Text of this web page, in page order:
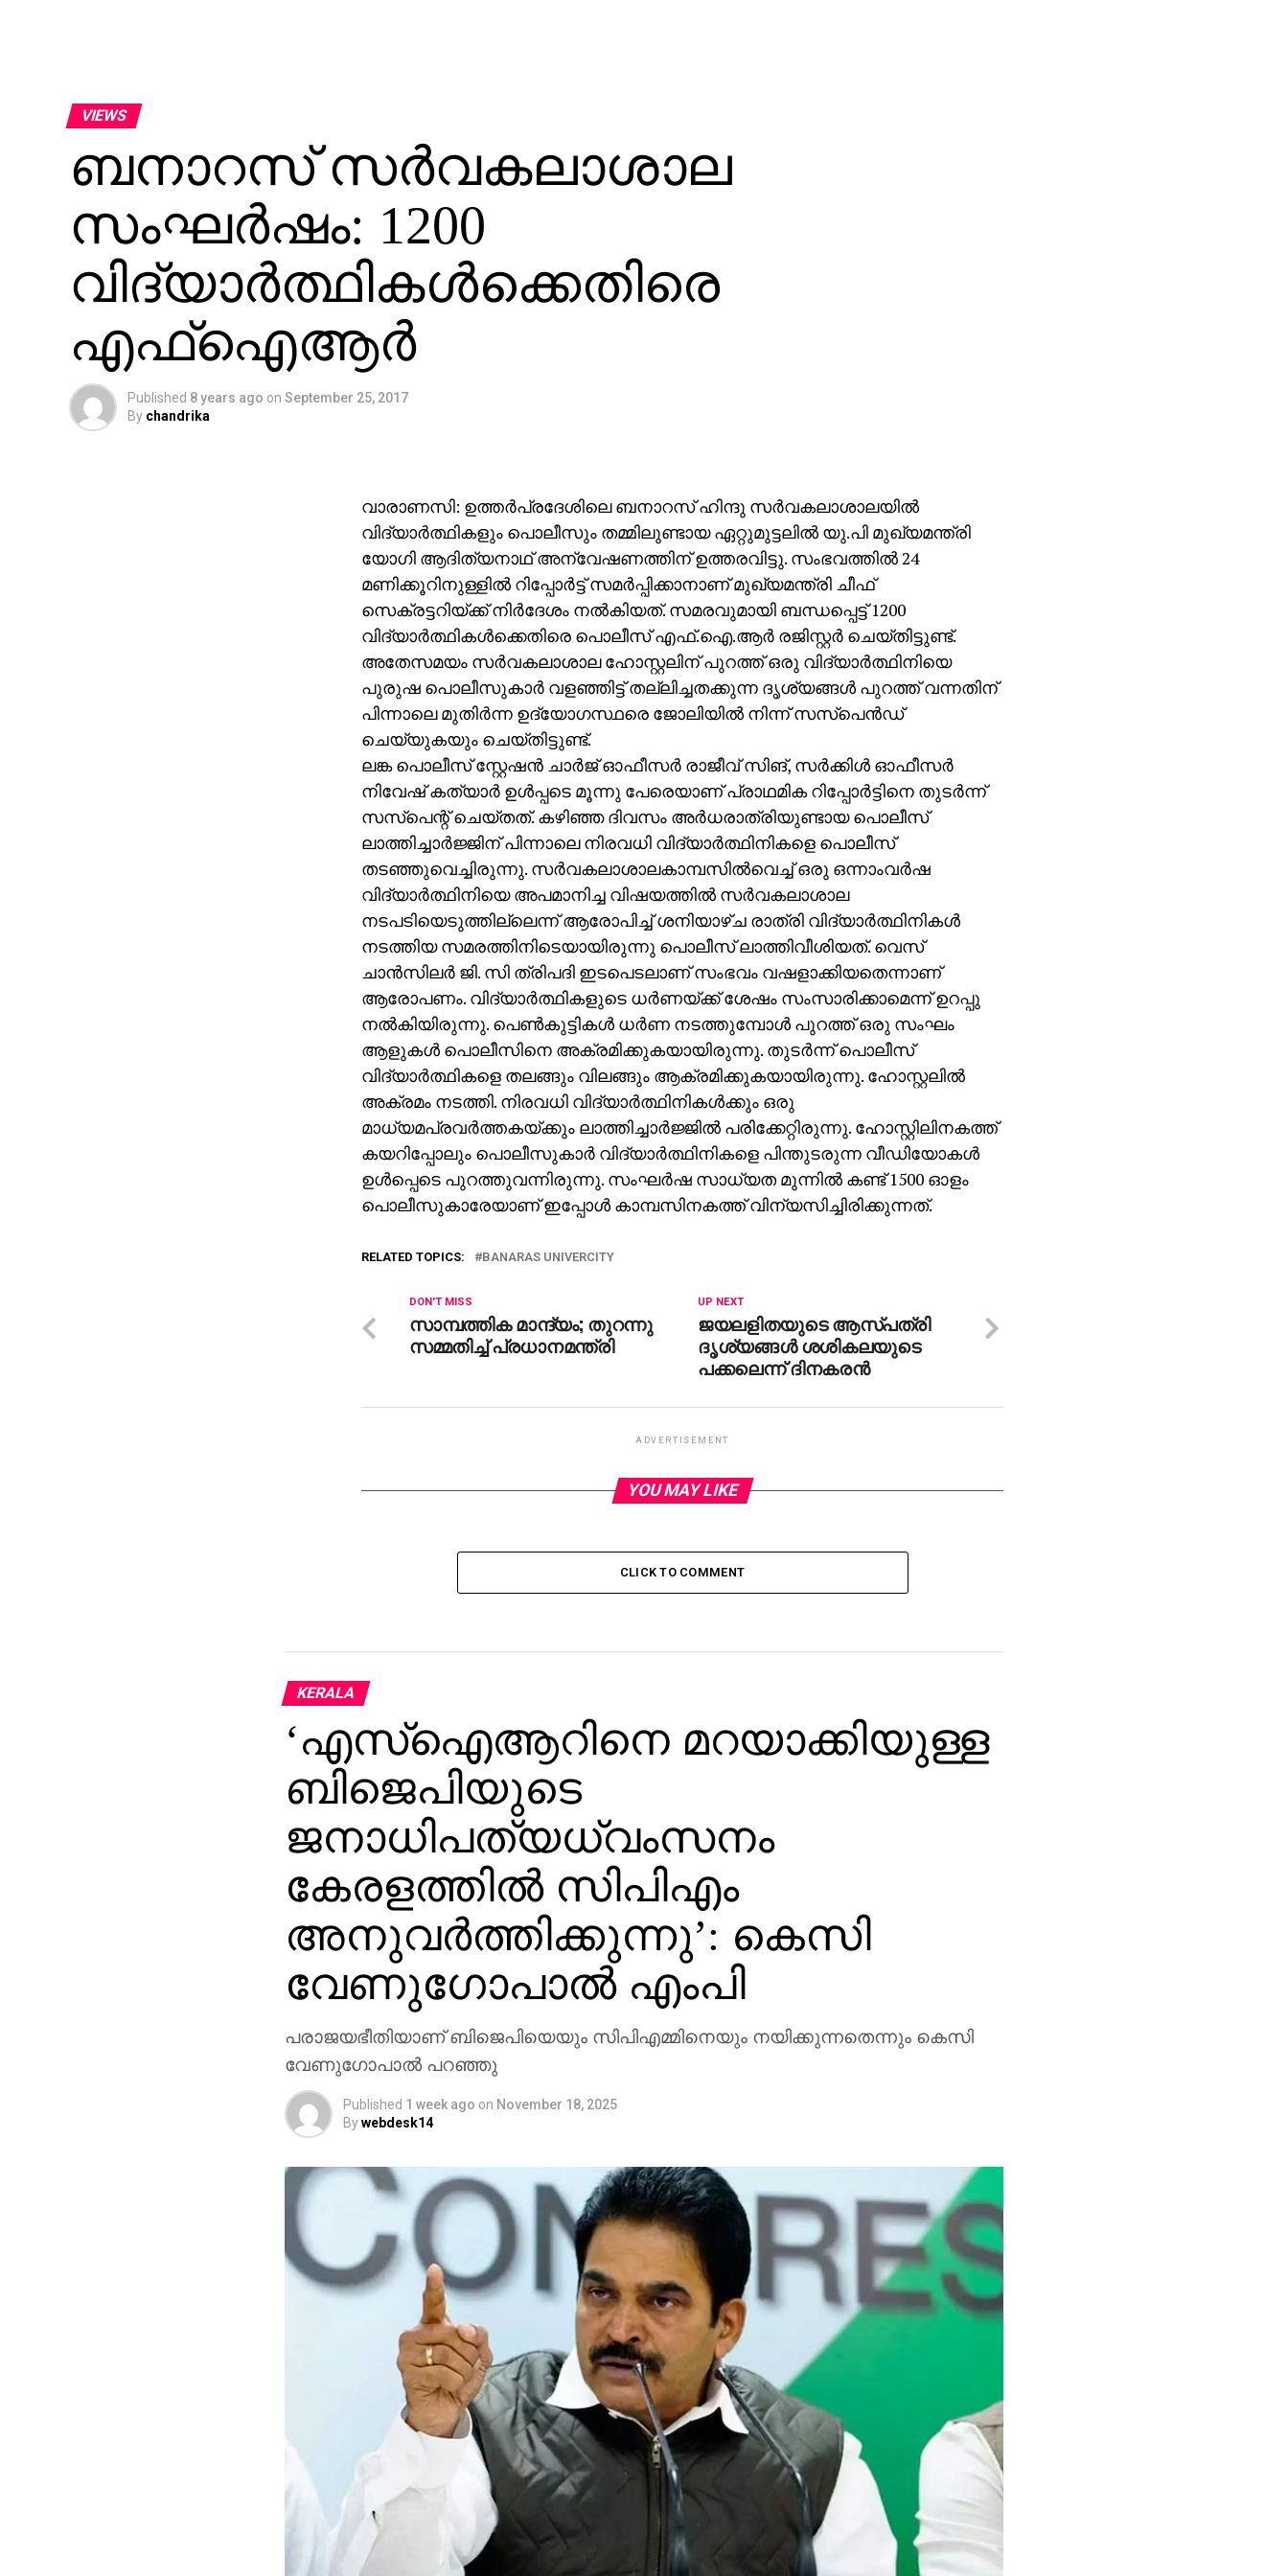
VIEWS
ബനാറസ് സര്‍വകലാശാല
സംഘര്‍ഷം: 1200
വിദ്യാര്‍ത്ഥികള്‍ക്കെതിരെ
എഫ്‌ഐആര്‍
Published 8 years ago on September 25, 2017
By chandrika
വാരാണസി: ഉത്തര്‍പ്രദേശിലെ ബനാറസ് ഹിന്ദു സര്‍വകലാശാലയില്‍
വിദ്യാര്‍ത്ഥികളും പൊലീസും തമ്മിലുണ്ടായ ഏറ്റുമുട്ടലില്‍ യു.പി മുഖ്യമന്ത്രി
യോഗി ആദിത്യനാഥ് അന്വേഷണത്തിന് ഉത്തരവിട്ടു. സംഭവത്തില്‍ 24
മണിക്കൂറിനുള്ളില്‍ റിപ്പോര്‍ട്ട് സമര്‍പ്പിക്കാനാണ് മുഖ്യമന്ത്രി ചീഫ്
സെക്രട്ടറിയ്ക്ക് നിര്‍ദേശം നല്‍കിയത്. സമരവുമായി ബന്ധപ്പെട്ട് 1200
വിദ്യാര്‍ത്ഥികള്‍ക്കെതിരെ പൊലീസ് എഫ്.ഐ.ആര്‍ രജിസ്റ്റര്‍ ചെയ്തിട്ടുണ്ട്.
അതേസമയം സര്‍വകലാശാല ഹോസ്റ്റലിന് പുറത്ത് ഒരു വിദ്യാര്‍ത്ഥിനിയെ
പുരുഷ പൊലീസുകാര്‍ വളഞ്ഞിട്ട് തല്ലിച്ചതക്കുന്ന ദൃശ്യങ്ങള്‍ പുറത്ത് വന്നതിന്
പിന്നാലെ മുതിര്‍ന്ന ഉദ്യോഗസ്ഥരെ ജോലിയില്‍ നിന്ന് സസ്‌പെന്‍ഡ്
ചെയ്യുകയും ചെയ്തിട്ടുണ്ട്.
ലങ്ക പൊലീസ് സ്റ്റേഷന്‍ ചാര്‍ജ് ഓഫീസര്‍ രാജീവ് സിങ്, സര്‍ക്കിള്‍ ഓഫീസര്‍
നിവേഷ് കത്യാര്‍ ഉള്‍പ്പടെ മൂന്നു പേരെയാണ് പ്രാഥമിക റിപ്പോര്‍ട്ടിനെ തുടര്‍ന്ന്
സസ്‌പെന്റ് ചെയ്തത്. കഴിഞ്ഞ ദിവസം അര്‍ധരാത്രിയുണ്ടായ പൊലീസ്
ലാത്തിച്ചാര്‍ജ്ജിന് പിന്നാലെ നിരവധി വിദ്യാര്‍ത്ഥിനികളെ പൊലീസ്
തടഞ്ഞുവെച്ചിരുന്നു. സര്‍വകലാശാലകാമ്പസില്‍വെച്ച് ഒരു ഒന്നാംവര്‍ഷ
വിദ്യാര്‍ത്ഥിനിയെ അപമാനിച്ച വിഷയത്തില്‍ സര്‍വകലാശാല
നടപടിയെടുത്തില്ലെന്ന് ആരോപിച്ച് ശനിയാഴ്ച രാത്രി വിദ്യാര്‍ത്ഥിനികള്‍
നടത്തിയ സമരത്തിനിടെയായിരുന്നു പൊലീസ് ലാത്തിവീശിയത്. വെസ്
ചാന്‍സിലര്‍ ജി. സി ത്രിപദി ഇടപെടലാണ് സംഭവം വഷളാക്കിയതെന്നാണ്
ആരോപണം. വിദ്യാര്‍ത്ഥികളുടെ ധര്‍ണയ്ക്ക് ശേഷം സംസാരിക്കാമെന്ന് ഉറപ്പു
നല്‍കിയിരുന്നു. പെണ്‍കുട്ടികള്‍ ധര്‍ണ നടത്തുമ്പോള്‍ പുറത്ത് ഒരു സംഘം
ആളുകള്‍ പൊലീസിനെ അക്രമിക്കുകയായിരുന്നു. തുടര്‍ന്ന് പൊലീസ്
വിദ്യാര്‍ത്ഥികളെ തലങ്ങും വിലങ്ങും ആക്രമിക്കുകയായിരുന്നു. ഹോസ്റ്റലില്‍
അക്രമം നടത്തി. നിരവധി വിദ്യാര്‍ത്ഥിനികള്‍ക്കും ഒരു
മാധ്യമപ്രവര്‍ത്തകയ്ക്കും ലാത്തിച്ചാര്‍ജ്ജില്‍ പരിക്കേറ്റിരുന്നു. ഹോസ്റ്റിലിനകത്ത്
കയറിപ്പോലും പൊലീസുകാര്‍ വിദ്യാര്‍ത്ഥിനികളെ പിന്തുടരുന്ന വീഡിയോകള്‍
ഉള്‍പ്പെടെ പുറത്തുവന്നിരുന്നു. സംഘര്‍ഷ സാധ്യത മുന്നില്‍ കണ്ട് 1500 ഓളം
പൊലീസുകാരേയാണ് ഇപ്പോള്‍ കാമ്പസിനകത്ത് വിന്യസിച്ചിരിക്കുന്നത്.
RELATED TOPICS: BANARAS UNIVERCITY
UP NEXT
ജയലളിതയുടെ ആസ്പത്രി
ദൃശ്യങ്ങള്‍ ശശികലയുടെ
പക്കലെന്ന് ദിനകരന്‍
DON'T MISS
സാമ്പത്തിക മാന്ദ്യം; തുറന്നു
സമ്മതിച്ച് പ്രധാനമന്ത്രി
ADVERTISEMENT
YOU MAY LIKE
CLICK TO COMMENT
KERALA
‘എസ്‌ഐആറിനെ മറയാക്കിയുള്ള
ബിജെപിയുടെ
ജനാധിപത്യധ്വംസനം
കേരളത്തില്‍ സിപിഎം
അനുവര്‍ത്തിക്കുന്നു’: കെസി
വേണുഗോപാല്‍ എംപി
പരാജയഭീതിയാണ് ബിജെപിയെയും സിപിഎമ്മിനെയും നയിക്കുന്നതെന്നും കെസി
വേണുഗോപാല്‍ പറഞ്ഞു
Published 1 week ago on November 18, 2025
Bywebdesk14